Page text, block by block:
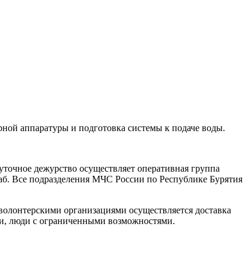
аппаратуры и подготовка системы к подаче воды.
дежурство осуществляет оперативная группа
Все подразделения МЧС России по Республике Бурятия
организациями осуществляется доставка
люди с ограниченными возможностями.